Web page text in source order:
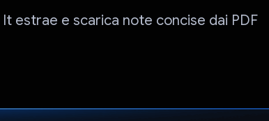
estrae e scarica note concise dai PDF